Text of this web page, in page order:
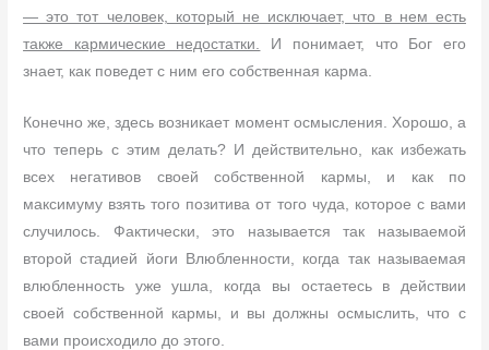
— это тот человек, который не исключает, что в нем есть
также кармические недостатки. И понимает, что Бог его
знает, как поведет с ним его собственная карма.
Конечно же, здесь возникает момент осмысления. Хорошо, а
что теперь с этим делать? И действительно, как избежать
всех негативов своей собственной кармы, и как по
максимуму взять того позитива от того чуда, которое с вами
случилось. Фактически, это называется так называемой
второй стадией йоги Влюбленности, когда так называемая
влюбленность уже ушла, когда вы остаетесь в действии
своей собственной кармы, и вы должны осмыслить, что с
вами происходило до этого.